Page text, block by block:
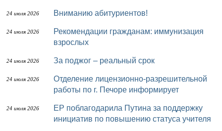
24 июля 2026 Вниманию абитуриентов!
24 июля 2026
Рекомендации гражданам: иммунизация
взрослых
24 июля 2026 За поджог – реальный срок
24 июля 2026
Отделение лицензионно-разрешительной
работы по г. Печоре информирует
24 июля 2026
ЕР поблагодарила Путина за поддержку
инициатив по повышению статуса учителя